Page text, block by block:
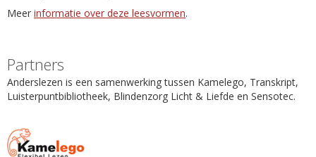
Meer informatie over deze leesvormen.
Partners
Anderslezen is een samenwerking tussen Kamelego, Transkript,
Luisterpuntbibliotheek, Blindenzorg Licht & Liefde en Sensotec.